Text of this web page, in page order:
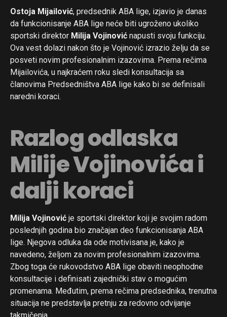
Ostoja Mijailović, predsednik ABA lige, izjavio je danas
da funkcionisanje ABA lige neće biti ugroženo ukoliko
sportski direktor Milija Vojinović napusti svoju funkciju.
Ova vest dolazi nakon što je Vojinović izrazio želju da se
posveti novim profesionalnim izazovima. Prema rečima
Mijailovića, u najkraćem roku sledi konsultacija sa
članovima Predsedništva ABA lige kako bi se definisali
naredni koraci.
Razlog odlaska
Milije Vojinovića i
dalji koraci
Milija Vojinović je sportski direktor koji je svojim radom
poslednjih godina bio značajan deo funkcionisanja ABA
lige. Njegova odluka da ode motivisana je, kako je
navedeno, željom za novim profesionalnim izazovima.
Zbog toga će rukovodstvo ABA lige obaviti neophodne
konsultacije i definisati zajednički stav o mogućim
promenama. Međutim, prema rečima predsednika, trenutna
situacija ne predstavlja pretnju za redovno odvijanje